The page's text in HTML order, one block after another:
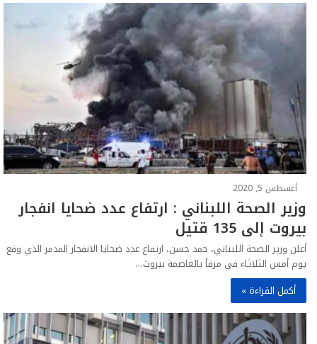
أغسطس 5, 2020
وزير الصحة اللبناني : ارتفاع عدد ضحايا انفجار
بيروت إلى 135 قتيل
أعلن وزير الصحة اللبناني، حمد حسن، ارتفاع عدد ضحايا الانفجار المدمر الذي وقع
يوم أمس الثلاثاء في مرفأ بالعاصمة بيروت…
أكمل القراءة »